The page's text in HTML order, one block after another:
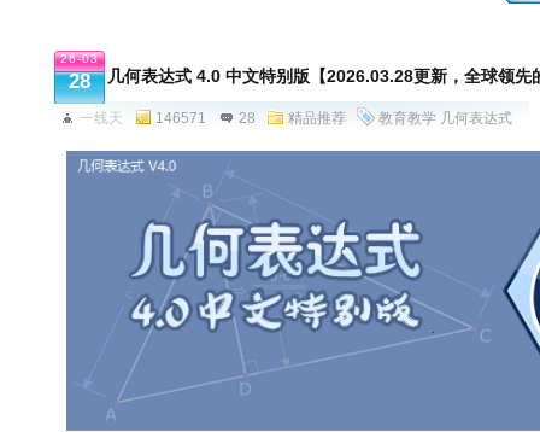
26-03
28 几何表达式 4.0 中文特别版【2026.03.28更新，全球领先
一线天 146571 28 精品推荐 教育教学 几何表达式